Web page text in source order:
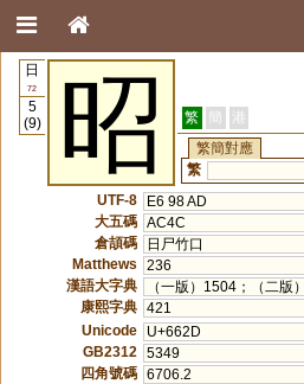
日
72
5
(9)
昭 繁 簡 港
繁簡對應
繁
UTF-8
E6 98 AD
大五碼 AC4C
倉頡碼
日尸竹口
Matthews
236
漢語大字典
（一版）1504；（二版
康熙字典 421
Unicode
U+662D
GB2312
5349
四角號碼 6706.2